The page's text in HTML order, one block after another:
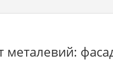
металевий: